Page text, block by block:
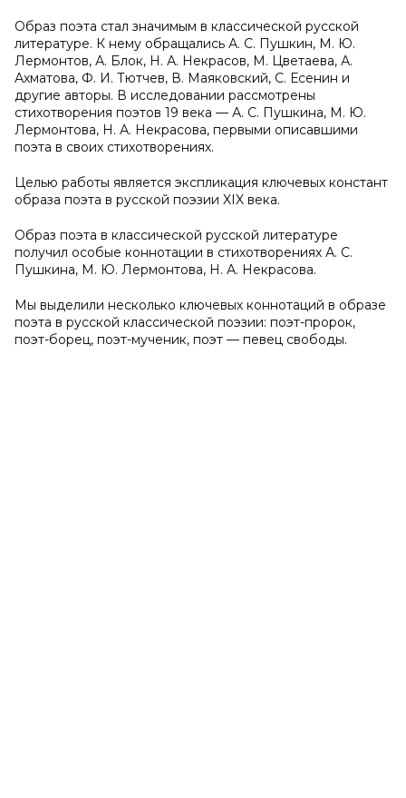
Образ поэта стал значимым в классической русской
литературе. К нему обращались А. С. Пушкин, М. Ю.
Лермонтов, А. Блок, Н. А. Некрасов, М. Цветаева, А.
Ахматова, Ф. И. Тютчев, В. Маяковский, С. Есенин и
другие авторы. В исследовании рассмотрены
стихотворения поэтов 19 века — А. С. Пушкина, М. Ю.
Лермонтова, Н. А. Некрасова, первыми описавшими
поэта в своих стихотворениях.
Целью работы является экспликация ключевых констант
образа поэта в русской поэзии XIX века.
Образ поэта в классической русской литературе
получил особые коннотации в стихотворениях А. С.
Пушкина, М. Ю. Лермонтова, Н. А. Некрасова.
Мы выделили несколько ключевых коннотаций в образе
поэта в русской классической поэзии: поэт-пророк,
поэт-борец, поэт-мученик, поэт — певец свободы.